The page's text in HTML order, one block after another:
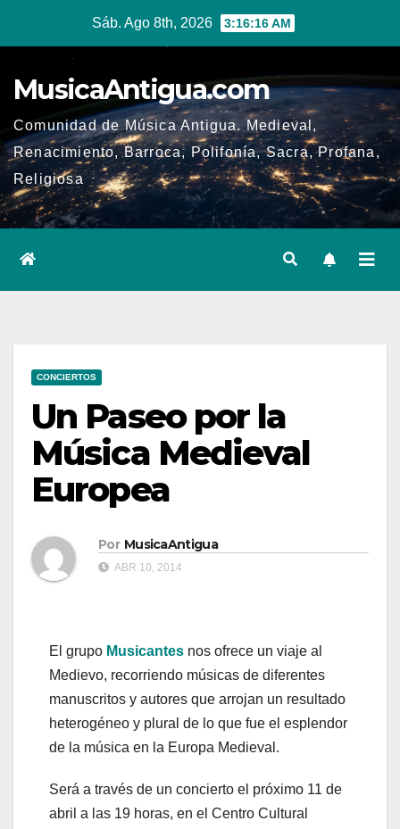
Sáb. Ago 8th, 2026 3:16:17 AM
MusicaAntigua.com
Comunidad de Música Antigua. Medieval,
Renacimiento, Barroca, Polifonía, Sacra, Profana,
Religiosa
CONCIERTOS
Un Paseo por la
Música Medieval
Europea
Por MusicaAntigua
ABR 10, 2014
El grupo Musicantes nos ofrece un viaje al
Medievo, recorriendo músicas de diferentes
manuscritos y autores que arrojan un resultado
heterogéneo y plural de lo que fue el esplendor
de la música en la Europa Medieval.
Será a través de un concierto el próximo 11 de
abril a las 19 horas, en el Centro Cultural